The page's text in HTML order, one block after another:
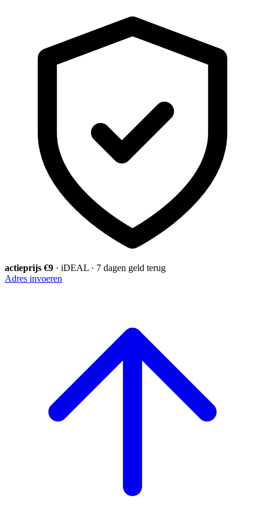
actieprijs €9 · iDEAL · 7 dagen geld terug
Adres invoeren